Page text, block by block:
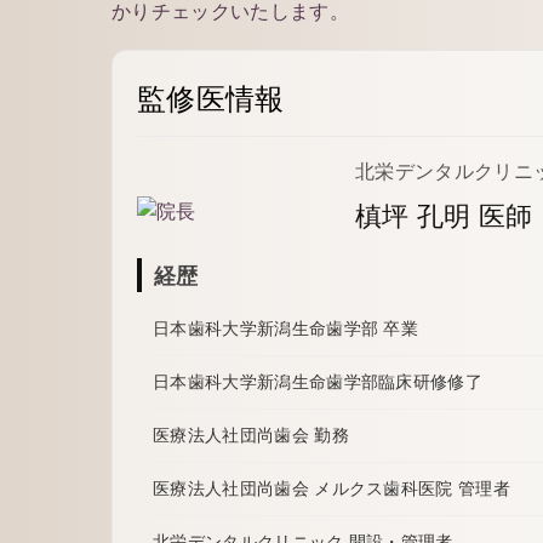
かりチェックいたします。
監修医情報
北栄デンタルクリニ
槙坪 孔明 医師
経歴
日本歯科大学新潟生命歯学部 卒業
日本歯科大学新潟生命歯学部臨床研修修了
医療法人社団尚歯会 勤務
医療法人社団尚歯会 メルクス歯科医院 管理者